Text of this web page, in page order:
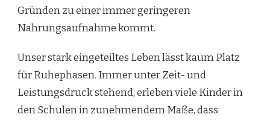
Gründen zu einer immer geringeren
Nahrungsaufnahme kommt.
Unser stark eingeteiltes Leben lässt kaum Platz
für Ruhephasen. Immer unter Zeit- und
Leistungsdruck stehend, erleben viele Kinder in
den Schulen in zunehmendem Maße, dass